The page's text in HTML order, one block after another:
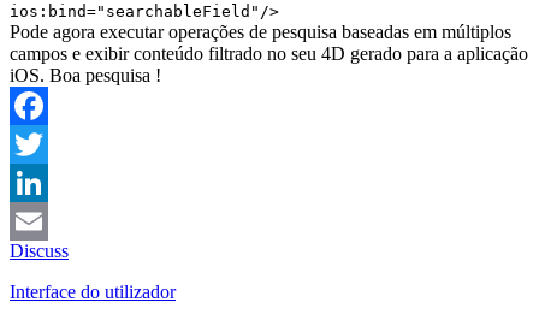
ios:bind="searchableField"/>
Pode agora executar operações de pesquisa baseadas em múltiplos
campos e exibir conteúdo filtrado no seu 4D gerado para a aplicação
iOS. Boa pesquisa !
Facebook
Twitter
LinkedIn
Email
Discuss
Interface do utilizador